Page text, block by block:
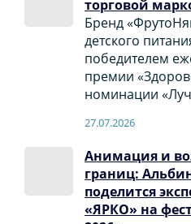
торговой
Бренд
детского
победителем
премии
номинации
27.07.2026
Анимация и
границ:
поделится
«ЯРКО» на